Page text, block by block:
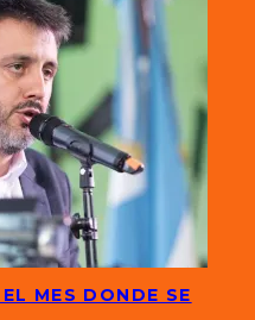
MES DONDE SE